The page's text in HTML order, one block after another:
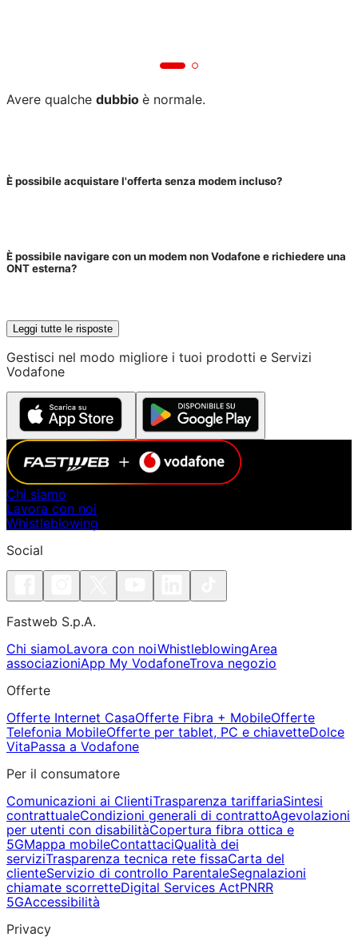
Avere qualche dubbio è normale.
È possibile acquistare l'offerta senza modem incluso?
È possibile navigare con un modem non Vodafone e richiedere una
ONT esterna?
Leggi tutte le risposte
Gestisci nel modo migliore i tuoi prodotti e Servizi
Vodafone
Chi siamo
Lavora con noi
Whistleblowing
Social
Fastweb S.p.A.
Chi siamoLavora con noiWhistleblowingArea
associazioniApp My VodafoneTrova negozio
Offerte
Offerte Internet CasaOfferte Fibra + MobileOfferte
Telefonia MobileOfferte per tablet, PC e chiavetteDolce
VitaPassa a Vodafone
Per il consumatore
Comunicazioni ai ClientiTrasparenza tariffariaSintesi
contrattualeCondizioni generali di contrattoAgevolazioni
per utenti con disabilitàCopertura fibra ottica e
5GMappa mobileContattaciQualità dei
serviziTrasparenza tecnica rete fissaCarta del
clienteServizio di controllo ParentaleSegnalazioni
chiamate scorretteDigital Services ActPNRR
5GAccessibilità
Privacy